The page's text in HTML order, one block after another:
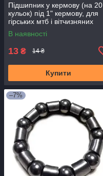
Підшипник у кермову (на 20
кульок) під 1" кермову, для
гірських мтб і вітчизняних
велосипедів
В наявності
13 ₴ 14 ₴
Купити
–7%